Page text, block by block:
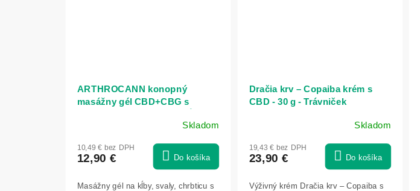
ARTHROCANN konopný
masážny gél CBD+CBG s
svaly a chrbát - 75 ml - Annabis
Skladom
10,49 € bez DPH
12,90 € Do košíka
Masážny gél na kĺby, svaly, chrbticu s
Dračia krv – Copaiba krém s
CBD - 30 g - Trávniček
Skladom
19,43 € bez DPH
23,90 € Do košíka
Výživný krém Dračia krv – Copaiba s